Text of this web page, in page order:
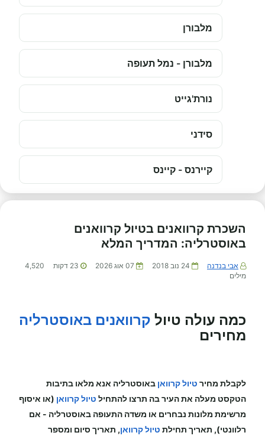
מלבורן
מלבורן - נמל תעופה
נורת'גייט
סידני
קיירנס - קיינס
השכרת קרוואנים בטיול קרוואנים
באוסטרליה: המדריך המלא
אבי בנדנה 24 נוב 2018 07 אוג 2026 23 דקות
4,520
מילים
כמה עולה טיול קרוואנים באוסטרליה
מחירים
לקבלת מחיר טיול קרוואן באוסטרליה אנא מלאו בתיבות
הטקסט מעלה את העיר בה תרצו להתחיל טיול קרוואן (או איסוף
מרשימת מלונות נבחרים או משדה התעופה באוסטרליה - אם
רלוונטי), תאריך תחילת טיול קרוואן, תאריך סיום ומספר